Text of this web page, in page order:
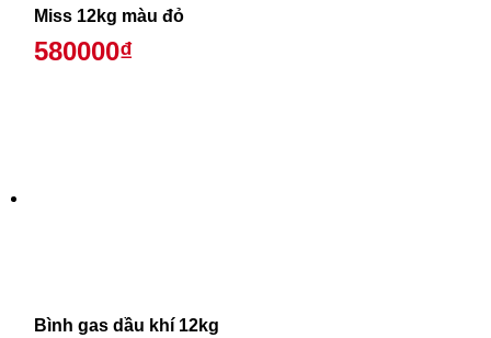
Miss 12kg màu đỏ
580000₫
Bình gas dầu khí 12kg